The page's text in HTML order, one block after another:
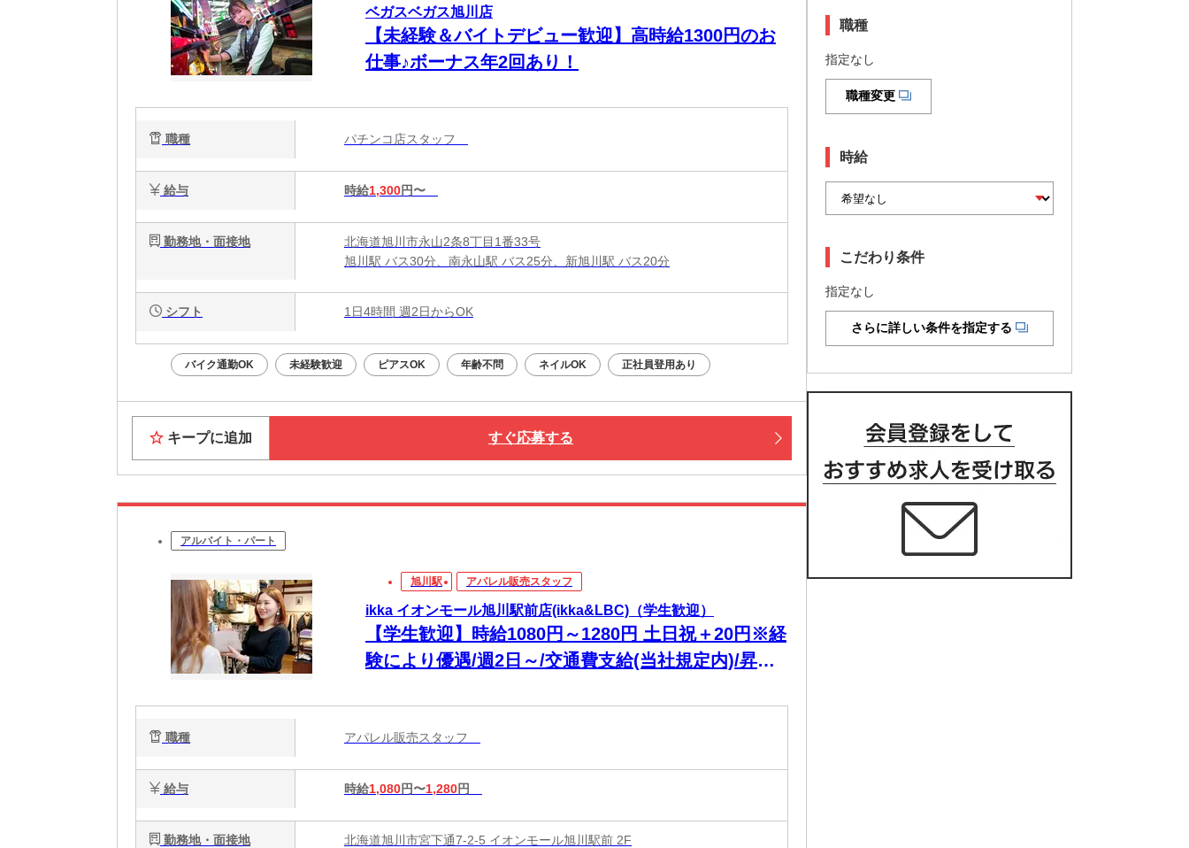
ベガスベガス旭川店
【未経験＆バイトデビュー歓迎】高時給1300円のお
仕事♪ボーナス年2回あり！
職種 パチンコ店スタッフ
給与 時給1,300円〜
勤務地・面接地
北海道旭川市永山2条8丁目1番33号
旭川駅 バス30分、南永山駅 バス25分、新旭川駅 バス20分
シフト 1日4時間 週2日からOK
バイク通勤OK 未経験歓迎 ピアスOK 年齢不問 ネイルOK 正社員登用あり
キープに追加 すぐ応募する
アルバイト・パート
旭川駅 アパレル販売スタッフ
ikka イオンモール旭川駅前店(ikka&LBC)（学生歓迎）
【学生歓迎】時給1080円～1280円 土日祝＋20円※経
験により優遇/週2日～/交通費支給(当社規定内)/昇給
職種 アパレル販売スタッフ
給与 時給1,080円〜1,280円
勤務地・面接地
北海道旭川市宮下通7-2-5 イオンモール旭川駅前 2F
職種
指定なし
職種変更
時給
こだわり条件
指定なし
さらに詳しい条件を指定する